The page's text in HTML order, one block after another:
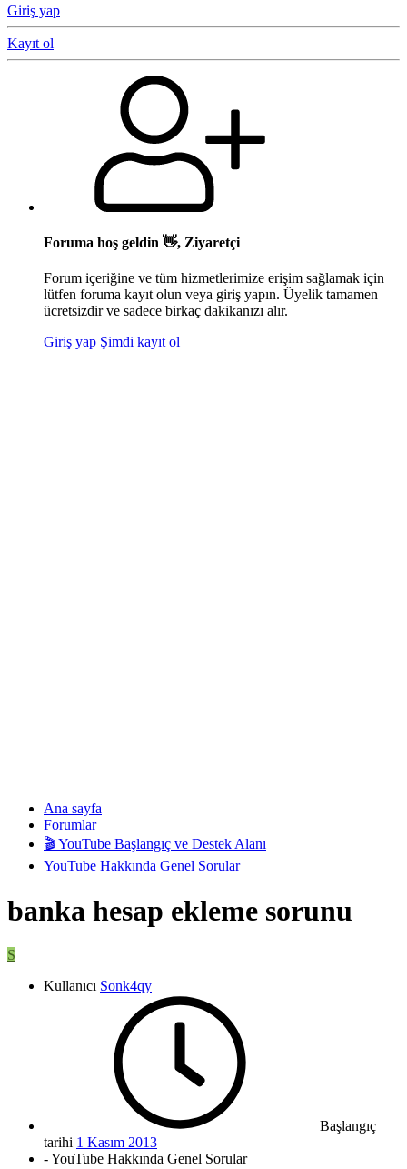
Giriş yap
Kayıt ol
Foruma hoş geldin 👋, Ziyaretçi
Forum içeriğine ve tüm hizmetlerimize erişim sağlamak için
lütfen foruma kayıt olun veya giriş yapın. Üyelik tamamen
ücretsizdir ve sadece birkaç dakikanızı alır.
Giriş yap Şimdi kayıt ol
Ana sayfa
Forumlar
🎬 YouTube Başlangıç ve Destek Alanı
YouTube Hakkında Genel Sorular
banka hesap ekleme sorunu
S
Kullanıcı Sonk4qy
Başlangıç
tarihi 1 Kasım 2013
- YouTube Hakkında Genel Sorular